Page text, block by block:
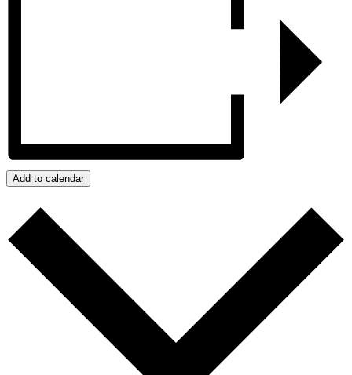
Add to calendar